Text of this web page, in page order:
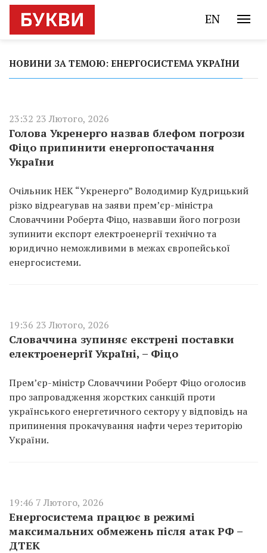
EN
НОВИНИ ЗА ТЕМОЮ: ЕНЕРГОСИСТЕМА УКРАЇНИ
23:32 23 Лютого, 2026
Голова Укренерго назвав блефом погрози
Фіцо припинити енергопостачання
України
Очільник НЕК “Укренерго” Володимир Кудрицький
різко відреагував на заяви прем’єр-міністра
Словаччини Роберта Фіцо, назвавши його погрози
зупинити експорт електроенергії технічно та
юридично неможливими в межах європейської
енергосистеми.
19:36 23 Лютого, 2026
Словаччина зупиняє екстрені поставки
електроенергії Україні, – Фіцо
Прем’єр-міністр Словаччини Роберт Фіцо оголосив
про запровадження жорстких санкцій проти
українського енергетичного сектору у відповідь на
припинення прокачування нафти через територію
України.
19:46 7 Лютого, 2026
Енергосистема працює в режимі
максимальних обмежень після атак РФ –
ДТЕК